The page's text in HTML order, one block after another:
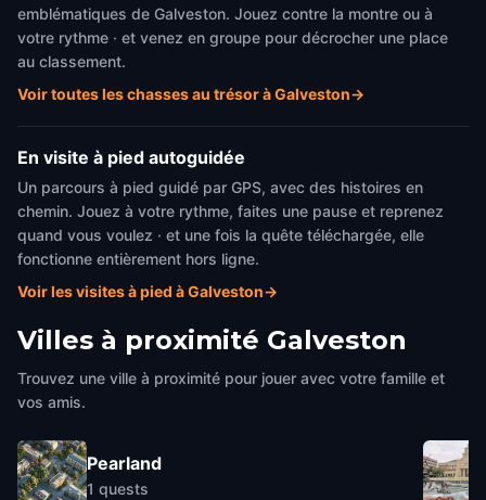
emblématiques de Galveston. Jouez contre la montre ou à
votre rythme · et venez en groupe pour décrocher une place
au classement.
Voir toutes les chasses au trésor à Galveston→
En visite à pied autoguidée
Un parcours à pied guidé par GPS, avec des histoires en
chemin. Jouez à votre rythme, faites une pause et reprenez
quand vous voulez · et une fois la quête téléchargée, elle
fonctionne entièrement hors ligne.
Voir les visites à pied à Galveston→
Villes à proximité Galveston
Trouvez une ville à proximité pour jouer avec votre famille et
vos amis.
Pearland
1 quests